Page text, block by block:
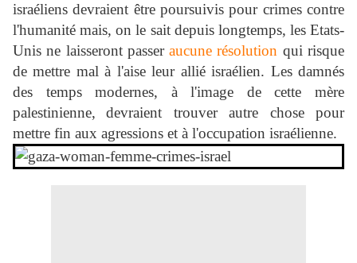
israéliens devraient être poursuivis pour crimes contre
l'humanité mais, on le sait depuis longtemps, les Etats-
Unis ne laisseront passeraucune résolution qui risque
de mettre mal à l'aise leur allié israélien. Les damnés
des temps modernes, à l'image de cette mère
palestinienne,
devraient trouver autre chose pour
mettre fin aux agressions et à l'occupation israélienne.